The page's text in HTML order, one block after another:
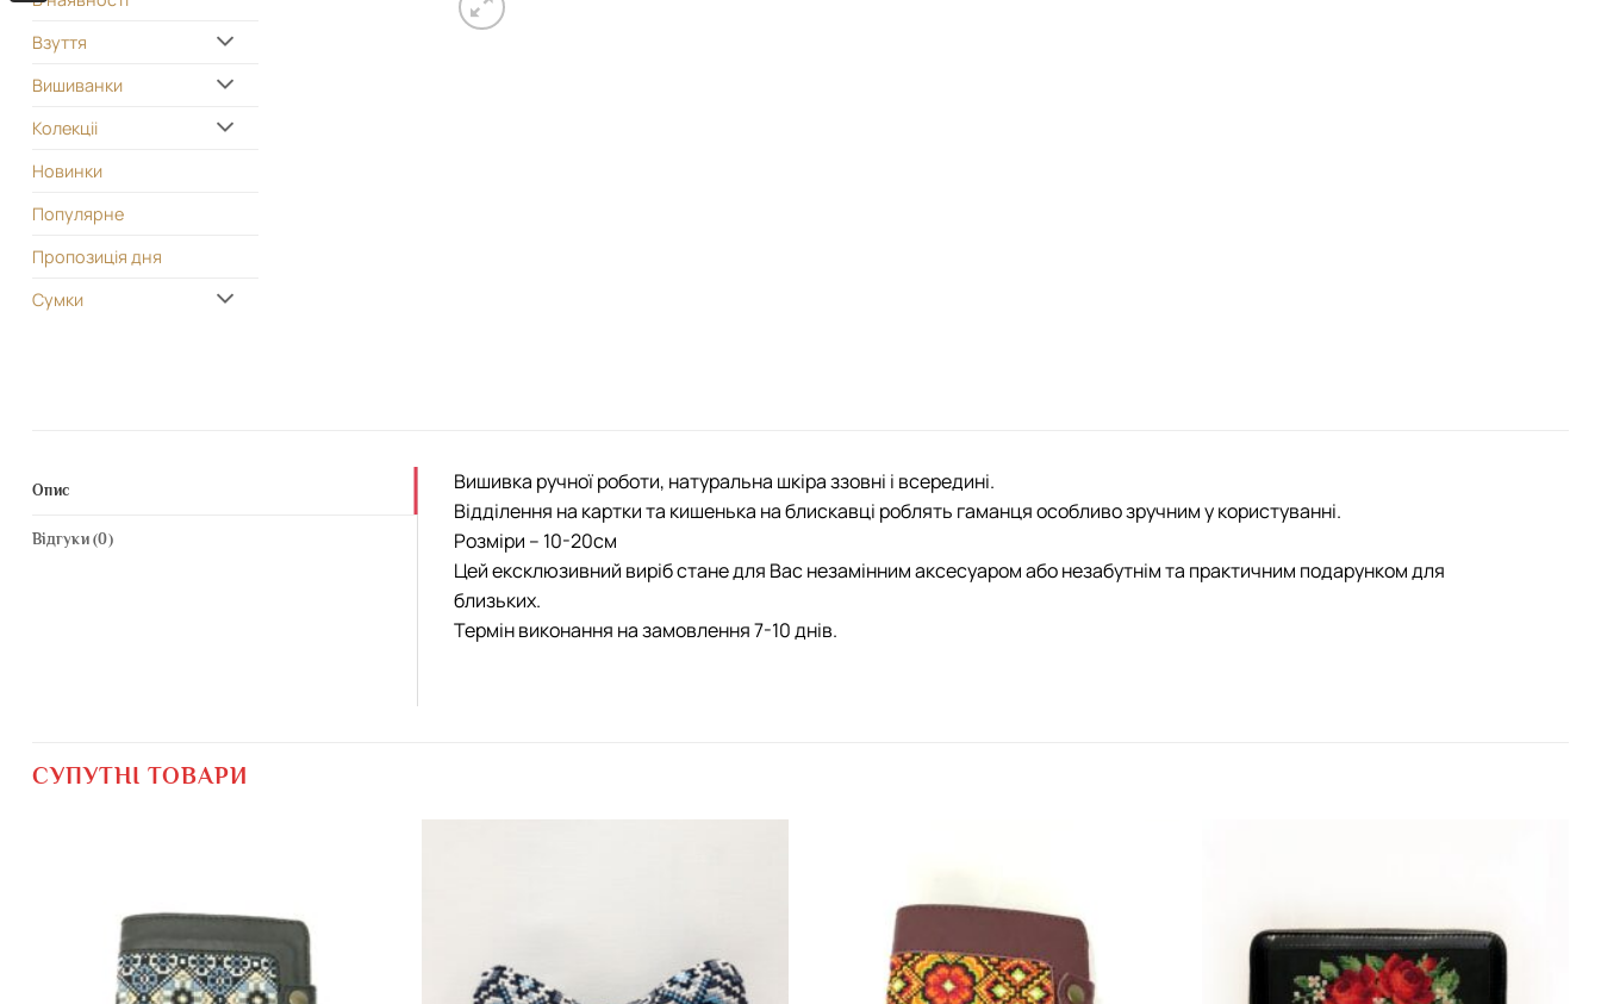
Взуття
Вишиванки
Колекціі
Новинки
Популярне
Пропозиція дня
Сумки
Опис
Відгуки (0)
Вишивка ручної роботи, натуральна шкіра ззовні і всередині.
Відділення на картки та кишенька на блискавці роблять гаманця особливо зручним у користуванні.
Розміри – 10-20см
Цей ексклюзивний виріб стане для Вас незамінним аксесуаром або незабутнім та практичним подарунком для
близьких.
Термін виконання на замовлення 7-10 днів.
СУПУТНІ ТОВАРИ